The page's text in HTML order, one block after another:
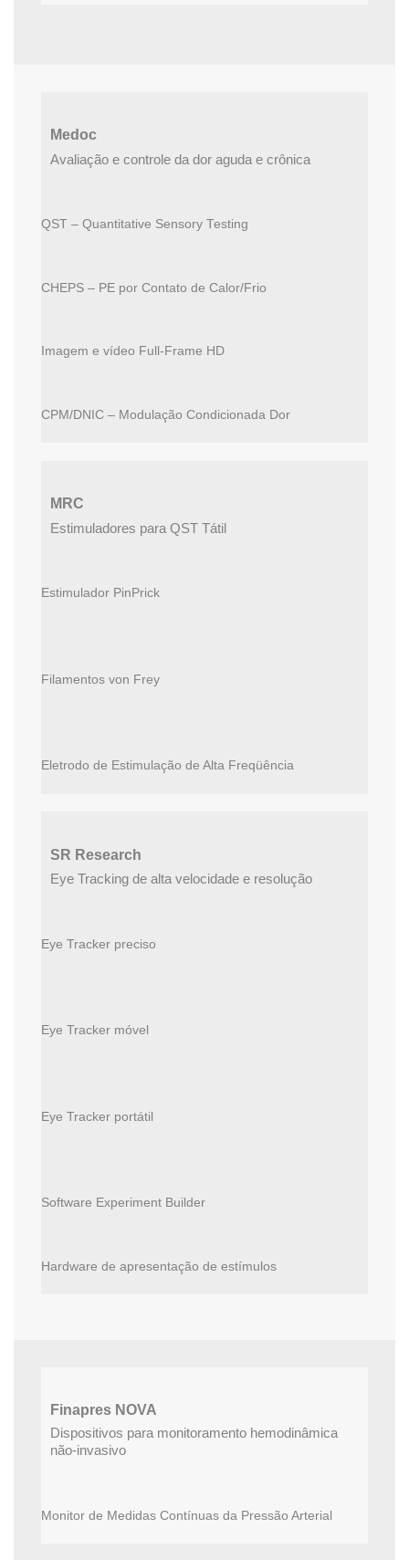
Medoc
Avaliação e controle da dor aguda e crônica
QST – Quantitative Sensory Testing
CHEPS – PE por Contato de Calor/Frio
Imagem e vídeo Full-Frame HD
CPM/DNIC – Modulação Condicionada Dor
MRC
Estimuladores para QST Tátil
Estimulador PinPrick
Filamentos von Frey
Eletrodo de Estimulação de Alta Freqüência
SR Research
Eye Tracking de alta velocidade e resolução
Eye Tracker preciso
Eye Tracker móvel
Eye Tracker portátil
Software Experiment Builder
Hardware de apresentação de estímulos
Finapres NOVA
Dispositivos para monitoramento hemodinâmica
não-invasivo
Monitor de Medidas Contínuas da Pressão Arterial